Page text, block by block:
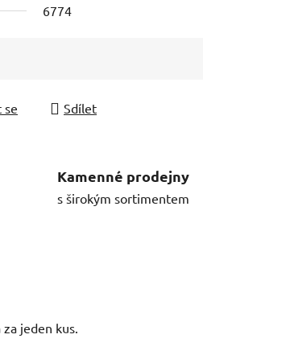
6774
se Sdílet
Kamenné prodejny
s širokým sortimentem
jeden kus.